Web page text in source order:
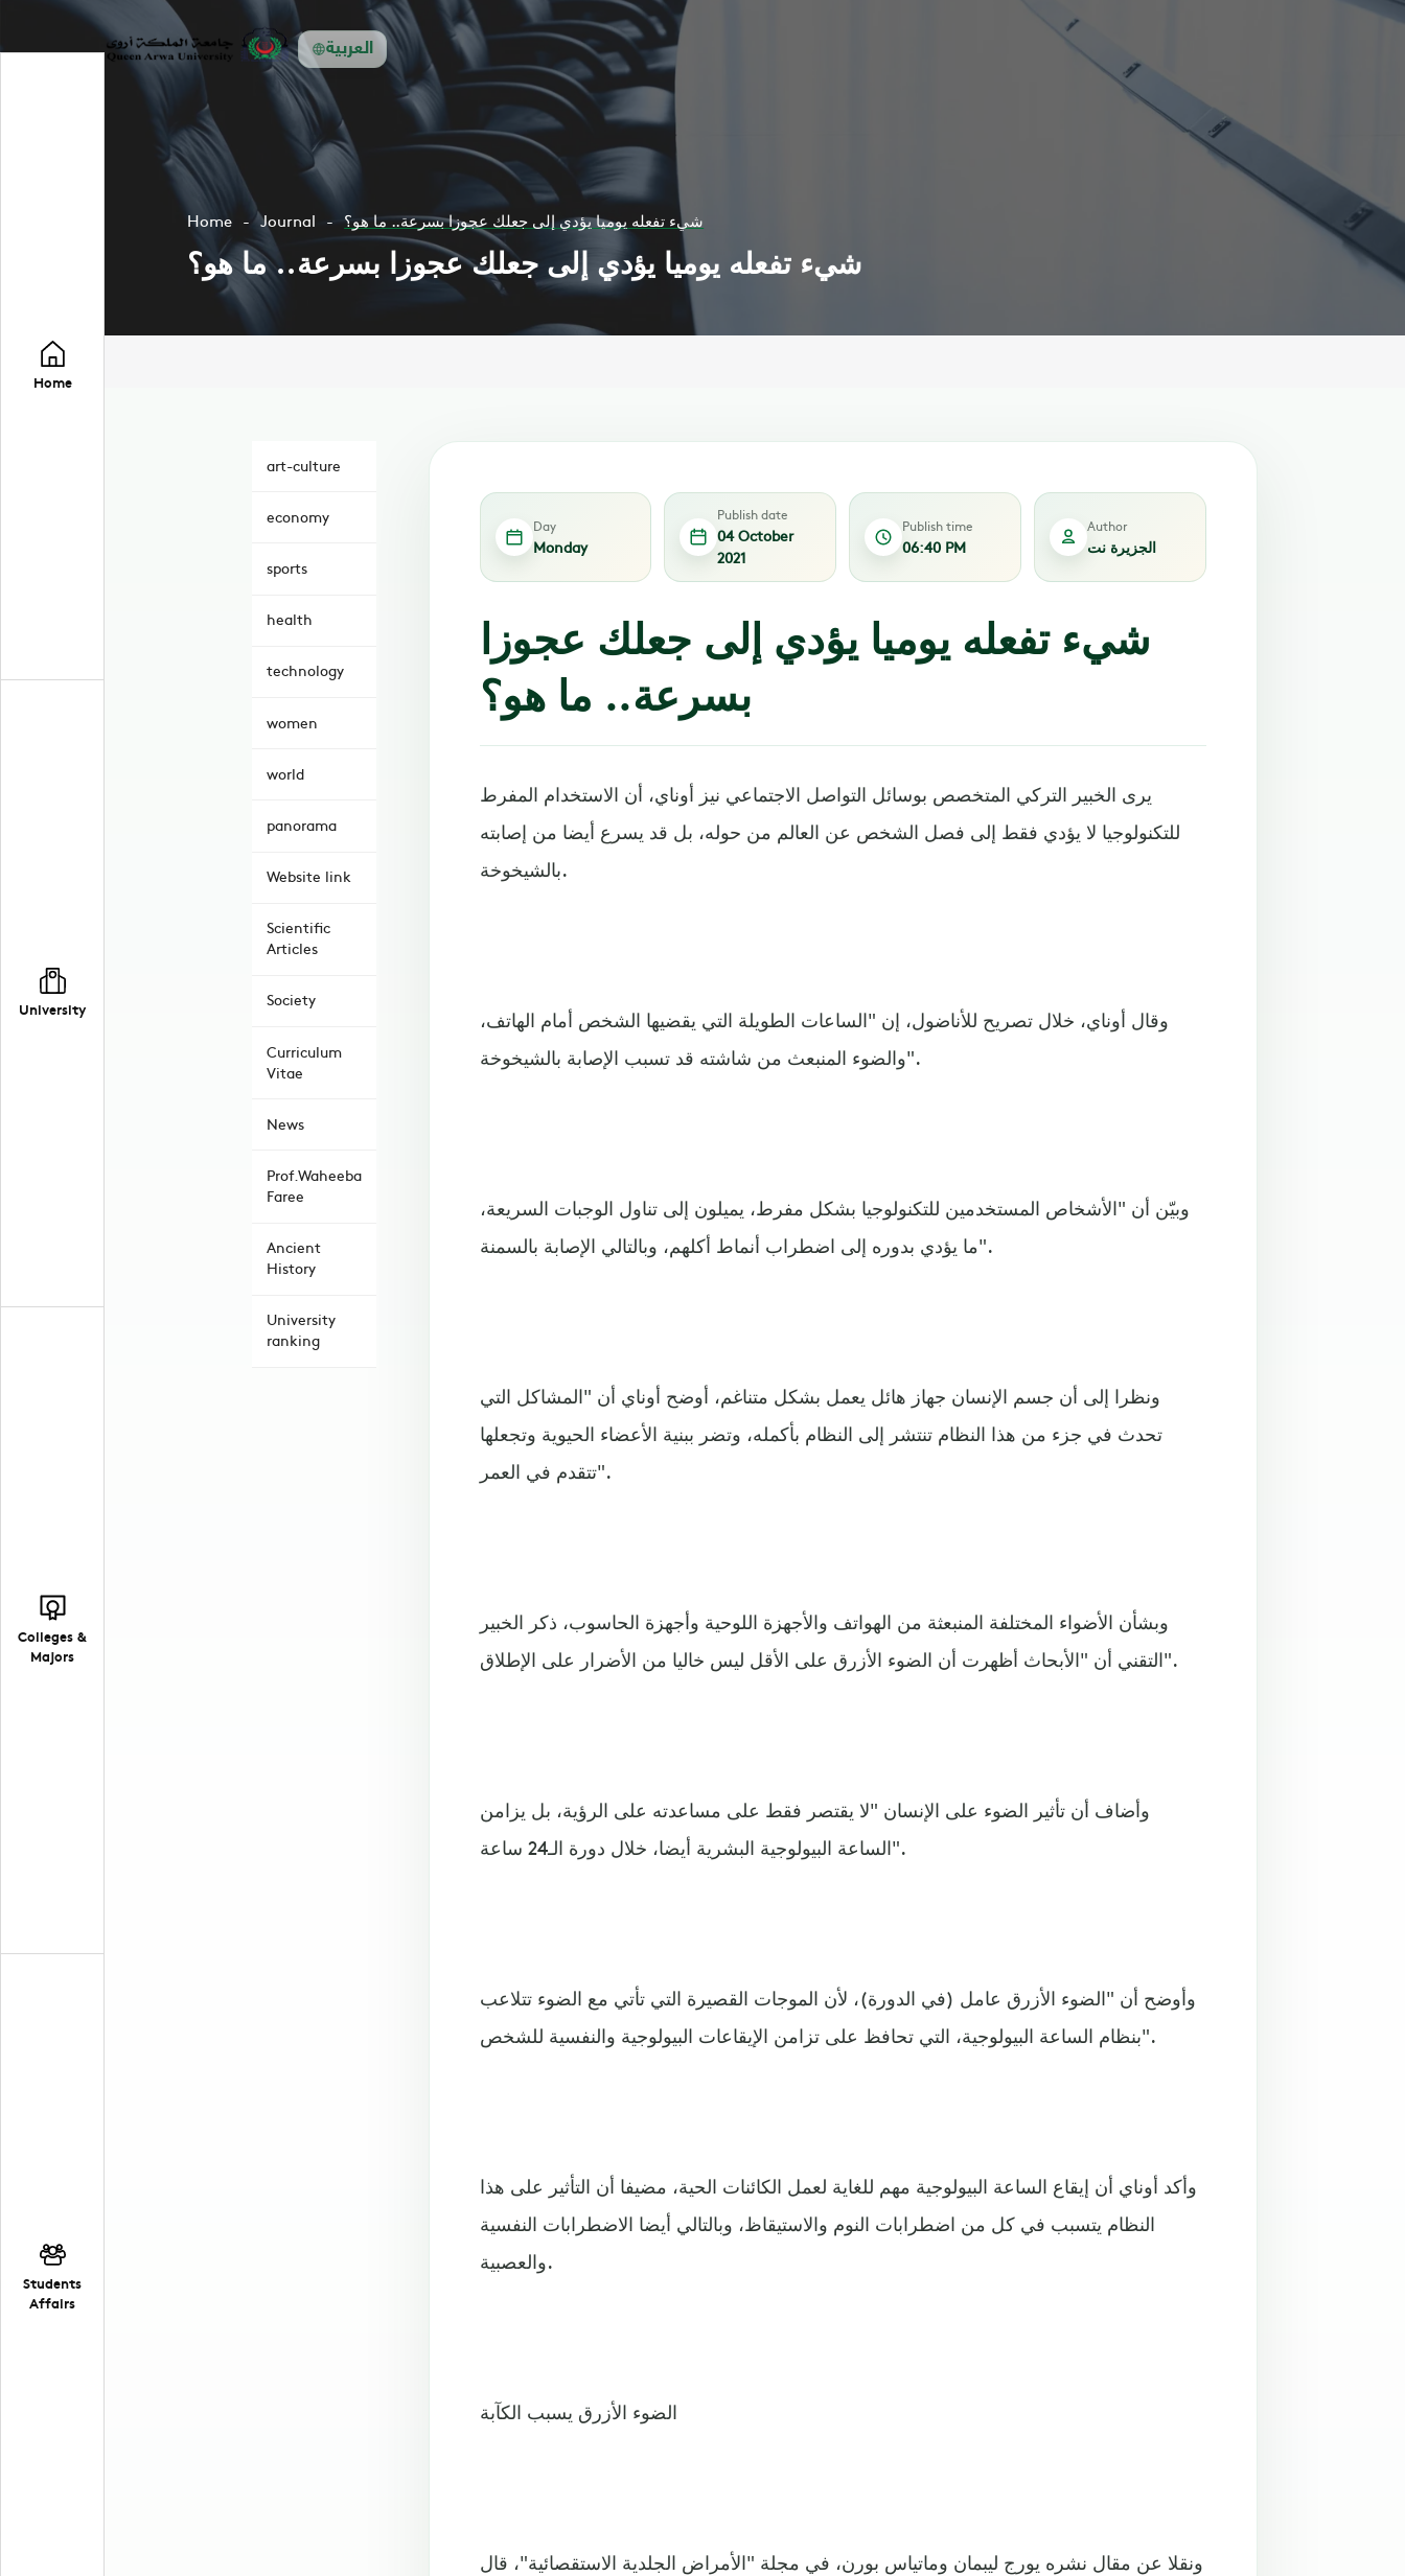
العربية
Home
University
Colleges &
Majors
Students
Affairs
Home Journal شيء تفعله يوميا يؤدي إلى جعلك عجوزا بسرعة.. ما هو؟
شيء تفعله يوميا يؤدي إلى جعلك عجوزا بسرعة.. ما هو؟
art-culture
economy
sports
health
technology
women
world
panorama
Website link
Scientific
Articles
Society
Curriculum
Vitae
News
Prof.Waheeba
Faree
Ancient
History
University
ranking
Day
Monday
Publish date
04 October
2021
Publish time
06:40 PM
Author
الجزيرة نت
شيء تفعله يوميا يؤدي إلى جعلك عجوزا
بسرعة.. ما هو؟
يرى الخبير التركي المتخصص بوسائل التواصل الاجتماعي نيز أوناي، أن الاستخدام المفرط
للتكنولوجيا لا يؤدي فقط إلى فصل الشخص عن العالم من حوله، بل قد يسرع أيضا من إصابته
بالشيخوخة.
وقال أوناي، خلال تصريح للأناضول، إن "الساعات الطويلة التي يقضيها الشخص أمام الهاتف،
والضوء المنبعث من شاشته قد تسبب الإصابة بالشيخوخة".
وبيّن أن "الأشخاص المستخدمين للتكنولوجيا بشكل مفرط، يميلون إلى تناول الوجبات السريعة،
ما يؤدي بدوره إلى اضطراب أنماط أكلهم، وبالتالي الإصابة بالسمنة".
ونظرا إلى أن جسم الإنسان جهاز هائل يعمل بشكل متناغم، أوضح أوناي أن "المشاكل التي
تحدث في جزء من هذا النظام تنتشر إلى النظام بأكمله، وتضر ببنية الأعضاء الحيوية وتجعلها
تتقدم في العمر".
وبشأن الأضواء المختلفة المنبعثة من الهواتف والأجهزة اللوحية وأجهزة الحاسوب، ذكر الخبير
التقني أن "الأبحاث أظهرت أن الضوء الأزرق على الأقل ليس خاليا من الأضرار على الإطلاق".
وأضاف أن تأثير الضوء على الإنسان "لا يقتصر فقط على مساعدته على الرؤية، بل يزامن
الساعة البيولوجية البشرية أيضا، خلال دورة الـ24 ساعة".
وأوضح أن "الضوء الأزرق عامل (في الدورة)، لأن الموجات القصيرة التي تأتي مع الضوء تتلاعب
بنظام الساعة البيولوجية، التي تحافظ على تزامن الإيقاعات البيولوجية والنفسية للشخص".
وأكد أوناي أن إيقاع الساعة البيولوجية مهم للغاية لعمل الكائنات الحية، مضيفا أن التأثير على هذا
النظام يتسبب في كل من اضطرابات النوم والاستيقاظ، وبالتالي أيضا الاضطرابات النفسية
والعصبية.
الضوء الأزرق يسبب الكآبة
ونقلا عن مقال نشره يورج ليبمان وماتياس بورن، في مجلة "الأمراض الجلدية الاستقصائية"، قال